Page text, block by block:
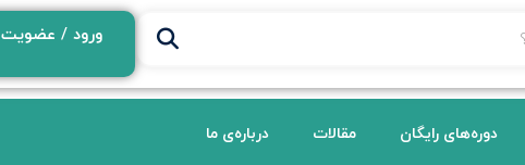
ورود / عضویت
دوره‌های رایگان مقالات درباره‌ی ما